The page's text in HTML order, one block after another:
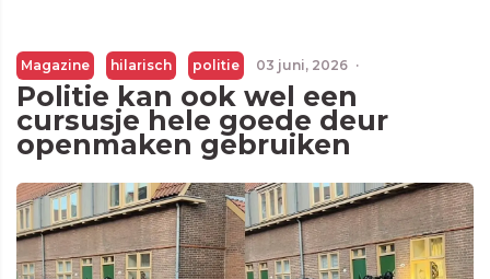
Magazine hilarisch politie 03 juni, 2026 ·
Politie kan ook wel een
cursusje hele goede deur
openmaken gebruiken